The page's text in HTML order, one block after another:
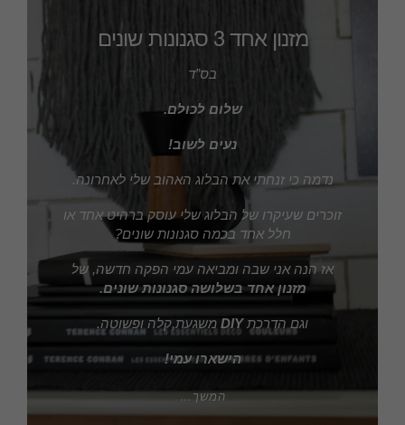
מזנון אחד 3 סגנונות שונים
בס”ד
שלום לכולם.
נעים לשוב!
נדמה כי זנחתי את הבלוג האהוב שלי לאחרונה.
זוכרים שעיקרו של הבלוג שלי עוסק ברהיט אחד או
חלל אחד בכמה סגנונות שונים?
אז הנה אני שבה ומביאה עמי הפקה חדשה, של
מזנון אחד בשלושה סגנונות שונים.
וגם הדרכתDIY משגעת,קלה ופשוטה.
הישארו עמי!
המשך…